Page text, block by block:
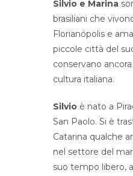
Silvio e Marina
brasiliani che
Florianópolis e
piccole città del
conservano
cultura italiana.
Silvio è nato a
San Paolo. Si è
Catarina qualche
nel settore del
suo tempo libero,